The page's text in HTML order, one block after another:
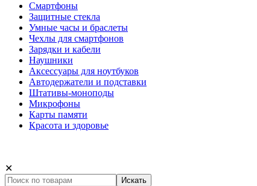
Смартфоны
Защитные стекла
Умные часы и браслеты
Чехлы для смартфонов
Зарядки и кабели
Наушники
Аксессуары для ноутбуков
Автодержатели и подставки
Штативы-моноподы
Микрофоны
Карты памяти
Красота и здоровье
✕
Искать